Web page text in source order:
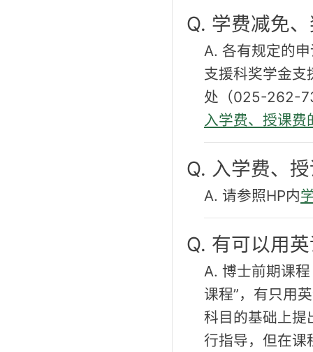
Q. 学费减免
A. 各有规定的
支援科奖学金支
处（025-262-
入学费、授课费
Q. 入学费、
A. 请参照HP内
Q. 有可以用
A. 博士前期课
课程”，有只用
科目的基础上提
行指导，但在课